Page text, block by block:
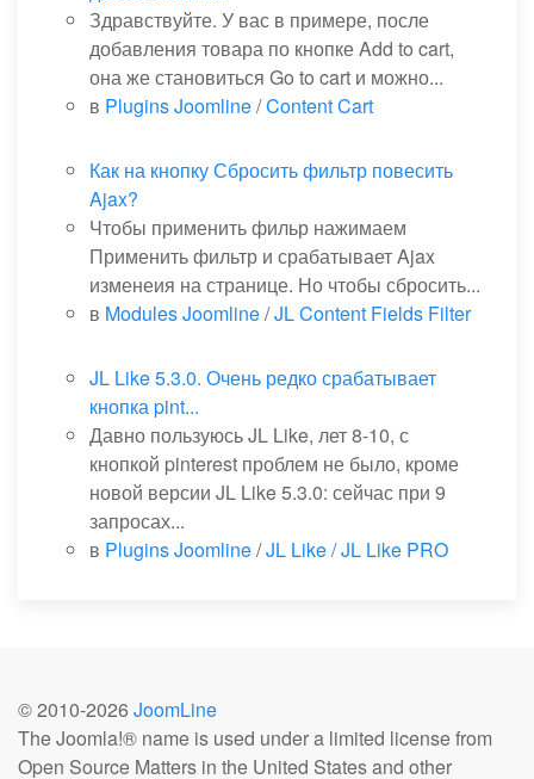
Здравствуйте. У вас в примере, после
добавления товара по кнопке Add to cart,
она же становиться Go to cart и можно...
в Plugins Joomline/Content Cart
Как на кнопку Сбросить фильтр повесить
Ajax?
Чтобы применить фильр нажимаем
Применить фильтр и срабатывает Ajax
изменеия на странице. Но чтобы сбросить...
в Modules Joomline/JL Content Fields Filter
JL Like 5.3.0. Очень редко срабатывает
кнопка pint...
Давно пользуюсь JL Like, лет 8-10, с
кнопкой pinterest проблем не было, кроме
новой версии JL Like 5.3.0: сейчас при 9
запросах...
в Plugins Joomline/JL Like / JL Like PRO
© 2010-2026 JoomLine
The Joomla!® name is used under a limited license from
Open Source Matters in the United States and other